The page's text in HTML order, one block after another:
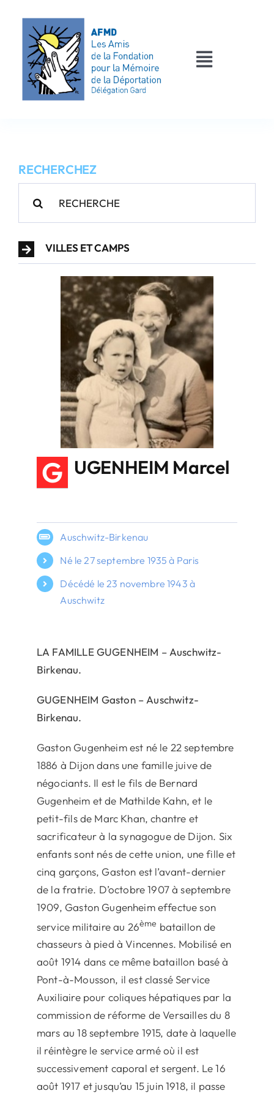
contenu
Toggle
AFMD 30
Les victimes
RECHERCHEZ
VILLES ET CAMPS
G UGENHEIM Marcel
Auschwitz-Birkenau
Né le 27 septembre 1935 à Paris
Décédé le 23 novembre 1943 à
Auschwitz
LA FAMILLE GUGENHEIM – Auschwitz-
Birkenau.
GUGENHEIM Gaston – Auschwitz-
Birkenau.
Gaston Gugenheim est né le 22 septembre
1886 à Dijon dans une famille juive de
négociants. Il est le fils de Bernard
Gugenheim et de Mathilde Kahn, et le
petit-fils de Marc Khan, chantre et
sacrificateur à la synagogue de Dijon. Six
enfants sont nés de cette union, une fille et
cinq garçons, Gaston est l’avant-dernier
de la fratrie. D’octobre 1907 à septembre
1909, Gaston Gugenheim effectue son
service militaire au 26ème bataillon de
chasseurs à pied à Vincennes. Mobilisé en
août 1914 dans ce même bataillon basé à
Pont-à-Mousson, il est classé Service
Auxiliaire pour coliques hépatiques par la
commission de réforme de Versailles du 8
mars au 18 septembre 1915, date à laquelle
il réintègre le service armé où il est
successivement caporal et sergent. Le 16
août 1917 et jusqu’au 15 juin 1918, il passe